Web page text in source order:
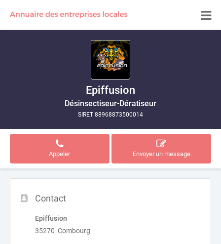
Epiffusion
Désinsectiseur-Dératiseur
SIRET 88968873500014
Appeler Envoyer un message
Contact
Epiffusion
35270 Combourg